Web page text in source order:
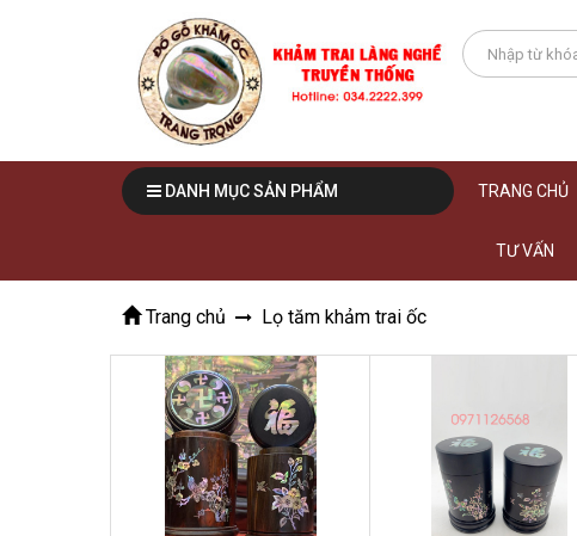
DANH MỤC SẢN PHẨM TRANG CHỦ
TƯ VẤN
Trang chủ Lọ tăm khảm trai ốc